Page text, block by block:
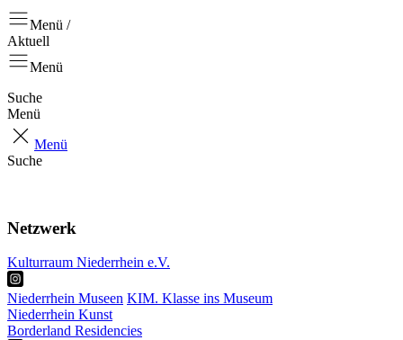
Menü /
Aktuell
Menü
Suche
Menü
Menü
Suche
Netzwerk
Kulturraum Niederrhein e.V.
Niederrhein Museen KIM. Klasse ins Museum
Niederrhein Kunst
Borderland Residencies